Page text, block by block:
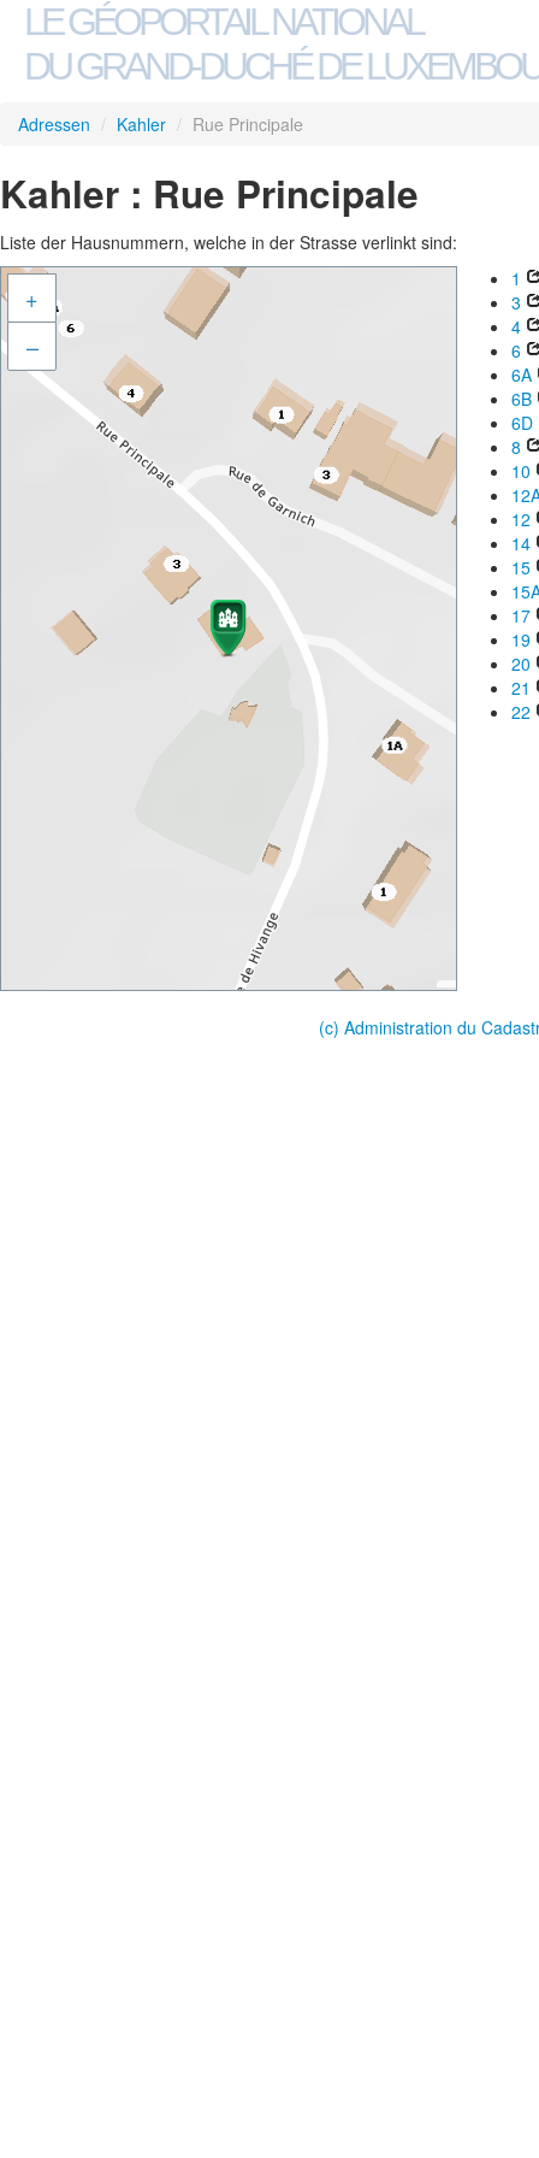
LE GÉOPORTAIL NATIONAL
DU GRAND-DUCHÉ DE
Adressen / Kahler / Rue Principale
Kahler : Rue Principale
Liste der Hausnummern, welche in der Strasse verlinkt sind:
+
–
1
3
4
6
6A
6B
6D
8
10
12
14
15
17
19
20
21
22
(c) Administration du